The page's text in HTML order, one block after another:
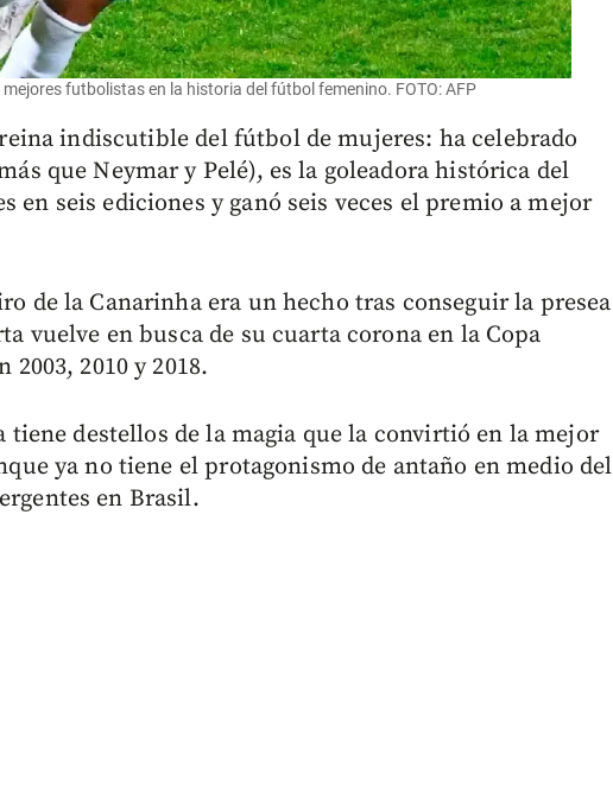
futbolistas en la historia del fútbol femenino. FOTO: AFP
indiscutible del fútbol de mujeres: ha celebrado
que Neymar y Pelé), es la goleadora histórica del
en seis ediciones y ganó seis veces el premio a mejor
de la Canarinha era un hecho tras conseguir la presea
vuelve en busca de su cuarta corona en la Copa
2010 y 2018.
tiene destellos de la magia que la convirtió en la mejor
ya no tiene el protagonismo de antaño en medio del
en Brasil.